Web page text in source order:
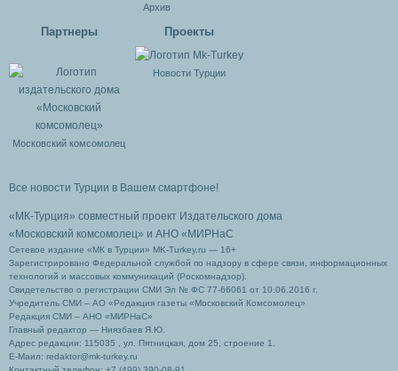
Архив
Партнеры
Московский комсомолец
Проекты
Новости Турции
Все новости Турции в Вашем смартфоне!
«МК-Турция» совместный проект Издательского дома
«Московский комсомолец» и АНО «МИРНаС
Сетевое издание «МК в Турции» MK-Turkey.ru — 16+
Зарегистрировано Федеральной службой по надзору в сфере связи, информационных
технологий и массовых коммуникаций (Роскомнадзор).
Свидетельство о регистрации СМИ Эл № ФС 77-66061 от 10.06.2016 г.
Учредитель СМИ – АО «Редакция газеты «Московский Комсомолец»
Редакция СМИ – АНО «МИРНаС»
Главный редактор — Ниязбаев Я.Ю.
Адрес редакции: 115035 , ул. Пятницкая, дом 25, строение 1.
Е-Маил: redaktor@mk-turkey.ru